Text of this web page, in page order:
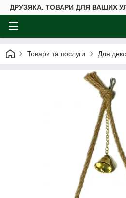
ДРУЗЯКА. ТОВАРИ ДЛЯ ВАШИХ
Товари та послуги Для